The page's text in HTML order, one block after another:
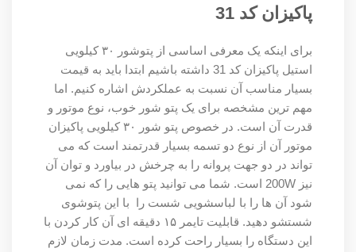
پاکیزان کد 31
برای اینکه یک معرفی اساسی از پتوشور ۳۰ کیلویی
استیل پاکیزان کد 31 داشته باشیم ابتدا باید به قیمت
بسیار مناسب آن نسبت به عملکردش اشاره کنیم. اما
مهم ترین مشخصه برای یک پتو شور خوب، نوع موتور و
قدرت آن است. در خصوص پتو شور ۳۰ کیلویی پاکیزان
موتور آن از نوع دو تسمه بسیار قدرتمند است که می
تواند در دو جهت پروانه را به چرخش در بیاورد و توان آن
نیز 200W است. شما می توانید پتو هایی را که نمی
شود آن ها را با لباسشویی شست را با این پتوشوی
شستشو دهید. قابلیت تایمر ۱۵ دقیقه ای آن کار کردن با
این دستگاه را بسیار راحت کرده است. مدت زمان لازم